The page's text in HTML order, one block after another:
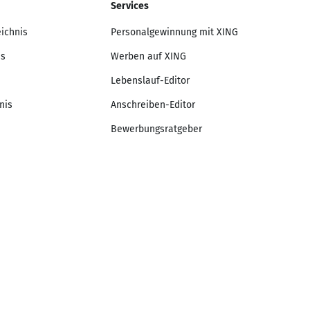
Services
Personalgewinnung mit XING
Werben auf XING
Lebenslauf-Editor
Anschreiben-Editor
Bewerbungsratgeber